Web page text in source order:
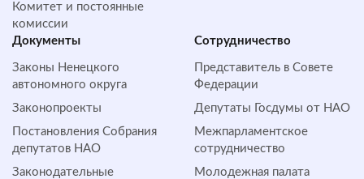
Комитет и постоянные
комиссии
Документы
Законы Ненецкого
автономного округа
Законопроекты
Постановления Собрания
депутатов НАО
Законодательные
Сотрудничество
Представитель в Совете
Федерации
Депутаты Госдумы от НАО
Межпарламентское
сотрудничество
Молодежная палата